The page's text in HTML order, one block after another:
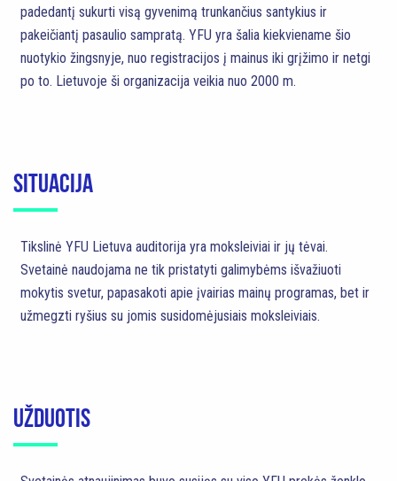
padedantį sukurti visą gyvenimą trunkančius santykius ir
pakeičiantį pasaulio sampratą. YFU yra šalia kiekviename šio
nuotykio žingsnyje, nuo registracijos į mainus iki grįžimo ir netgi
po to. Lietuvoje ši organizacija veikia nuo 2000 m.
SITUACIJA
Tikslinė YFU Lietuva auditorija yra moksleiviai ir jų tėvai.
Svetainė naudojama ne tik pristatyti galimybėms išvažiuoti
mokytis svetur, papasakoti apie įvairias mainų programas, bet ir
užmegzti ryšius su jomis susidomėjusiais moksleiviais.
UŽDUOTIS